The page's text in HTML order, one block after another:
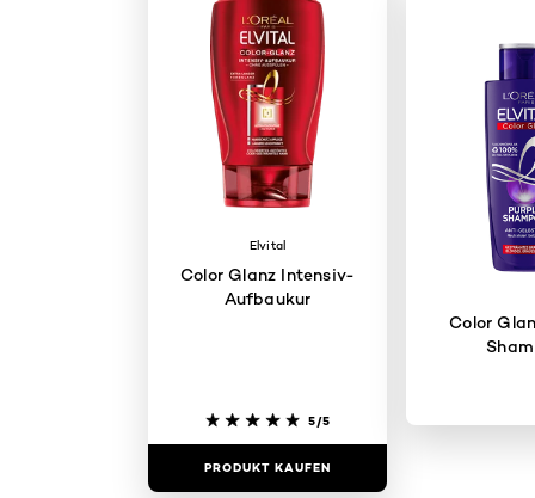
Elvital
Color Glanz Intensiv-
Aufbaukur
5/5
PRODUKT KAUFEN
Color